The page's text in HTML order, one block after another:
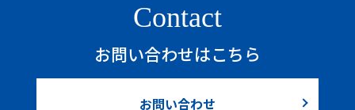
Contact
お問い合わせはこちら
お問い合わせ